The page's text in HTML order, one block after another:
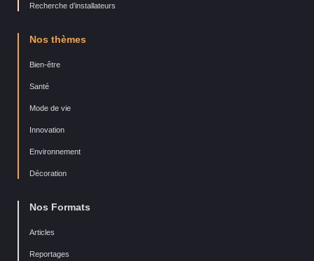
Recherche d’installateurs
Nos thèmes
Bien-être
Santé
Mode de vie
Innovation
Environnement
Décoration
Nos Formats
Articles
Reportages